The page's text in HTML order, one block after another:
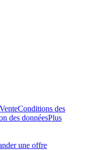
Conditions des
des donnéesPlus
une offre